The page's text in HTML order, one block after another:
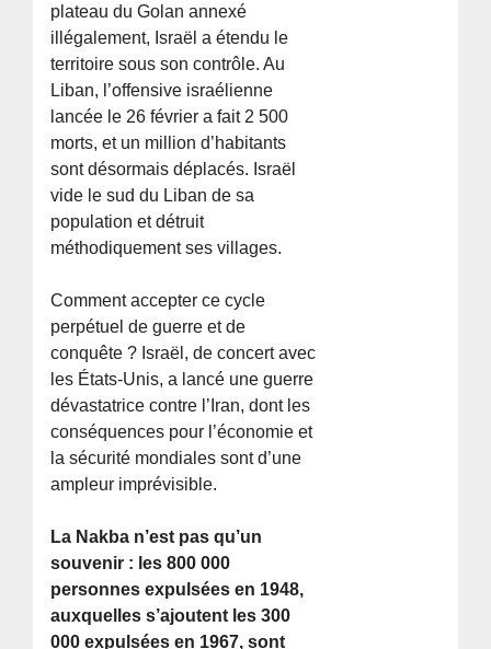
plateau du Golan annexé
illégalement, Israël a étendu le
territoire sous son contrôle. Au
Liban, l’offensive israélienne
lancée le 26 février a fait 2 500
morts, et un million d’habitants
sont désormais déplacés. Israël
vide le sud du Liban de sa
population et détruit
méthodiquement ses villages.
Comment accepter ce cycle
perpétuel de guerre et de
conquête ? Israël, de concert avec
les États-Unis, a lancé une guerre
dévastatrice contre l’Iran, dont les
conséquences pour l’économie et
la sécurité mondiales sont d’une
ampleur imprévisible.
La Nakba n’est pas qu’un
souvenir : les 800 000
personnes expulsées en 1948,
auxquelles s’ajoutent les 300
000 expulsées en 1967, sont